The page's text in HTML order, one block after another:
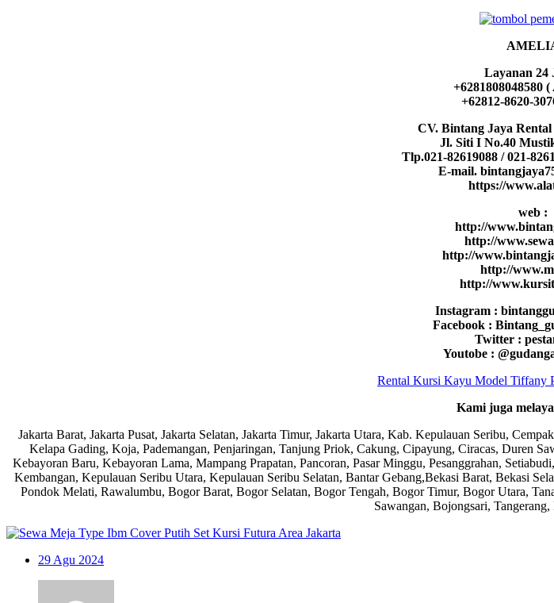
Layanan 24
+6281808048580
+62812-8620-
CV. Bintang Jaya
Jl. Siti I No.40
Tlp.021-82619088 / 021-
E-mail.
https://
web :
http://
http://
http://
http://
http://
Instagram :
Facebook :
Twitter :
Youtobe :
Rental Kursi Kayu Model Tiffany
Kami juga
Jakarta Barat, Jakarta Pusat, Jakarta Selatan, Jakarta Timur, Jakarta Utara, Kab. Kepulauan Seribu,
Kelapa Gading, Koja, Pademangan, Penjaringan, Tanjung Priok, Cakung, Cipayung, Ciracas, Duren
Kebayoran Baru, Kebayoran Lama, Mampang Prapatan, Pancoran, Pasar Minggu, Pesanggrahan,
Kembangan, Kepulauan Seribu Utara, Kepulauan Seribu Selatan, Bantar Gebang,Bekasi Barat, Bekasi
Pondok Melati, Rawalumbu, Bogor Barat, Bogor Selatan, Bogor Tengah, Bogor Timur, Bogor Utara,
Sawangan, Bojongsari,
29 Agu 2024